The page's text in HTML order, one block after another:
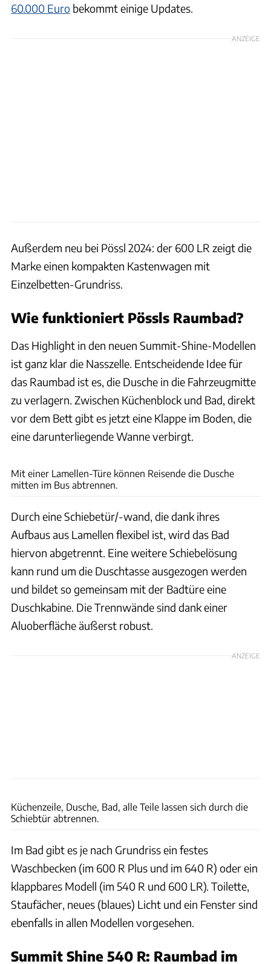
60.000 Euro bekommt einige Updates.
ANZEIGE
Außerdem neu bei Pössl 2024: der 600 LR zeigt die
Marke einen kompakten Kastenwagen mit
Einzelbetten-Grundriss.
Wie funktioniert Pössls Raumbad?
Das Highlight in den neuen Summit-Shine-Modellen
ist ganz klar die Nasszelle. Entscheidende Idee für
das Raumbad ist es, die Dusche in die Fahrzeugmitte
zu verlagern. Zwischen Küchenblock und Bad, direkt
vor dem Bett gibt es jetzt eine Klappe im Boden, die
eine darunterliegende Wanne verbirgt.
Mit einer Lamellen-Türe können Reisende die Dusche
mitten im Bus abtrennen.
Durch eine Schiebetür/-wand, die dank ihres
Aufbaus aus Lamellen flexibel ist, wird das Bad
hiervon abgetrennt. Eine weitere Schiebelösung
kann rund um die Duschtasse ausgezogen werden
und bildet so gemeinsam mit der Badtüre eine
Duschkabine. Die Trennwände sind dank einer
Aluoberfläche äußerst robust.
ANZEIGE
Küchenzeile, Dusche, Bad, alle Teile lassen sich durch die
Schiebtür abtrennen.
Im Bad gibt es je nach Grundriss ein festes
Waschbecken (im 600 R Plus und im 640 R) oder ein
klappbares Modell (im 540 R und 600 LR). Toilette,
Staufächer, neues (blaues) Licht und ein Fenster sind
ebenfalls in allen Modellen vorgesehen.
Summit Shine 540 R: Raumbad im